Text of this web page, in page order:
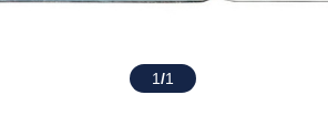
1/1